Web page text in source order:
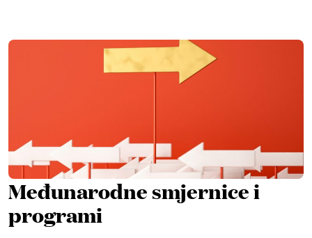
Međunarodne smjernice i
programi